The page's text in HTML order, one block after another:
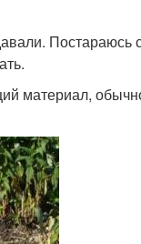
Постараюсь
материал,